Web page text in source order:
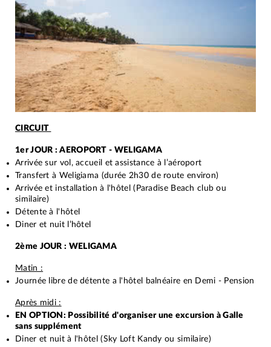
CIRCUIT
1er JOUR : AEROPORT - WELIGAMA
Arrivée sur vol, accueil et assistance à l’aéroport
Transfert à Weligiama (durée 2h30 de route environ)
Arrivée et installation à l'hôtel (Paradise Beach club ou
similaire)
Détente à l'hôtel
Diner et nuit l’hôtel
2ème JOUR : WELIGAMA
Matin :
Journée libre de détente a l'hôtel balnéaire en Demi - Pension
Après midi :
EN OPTION: Possibilité d'organiser une excursion à Galle
sans supplément
Diner et nuit à l'hôtel (Sky Loft Kandy ou similaire)